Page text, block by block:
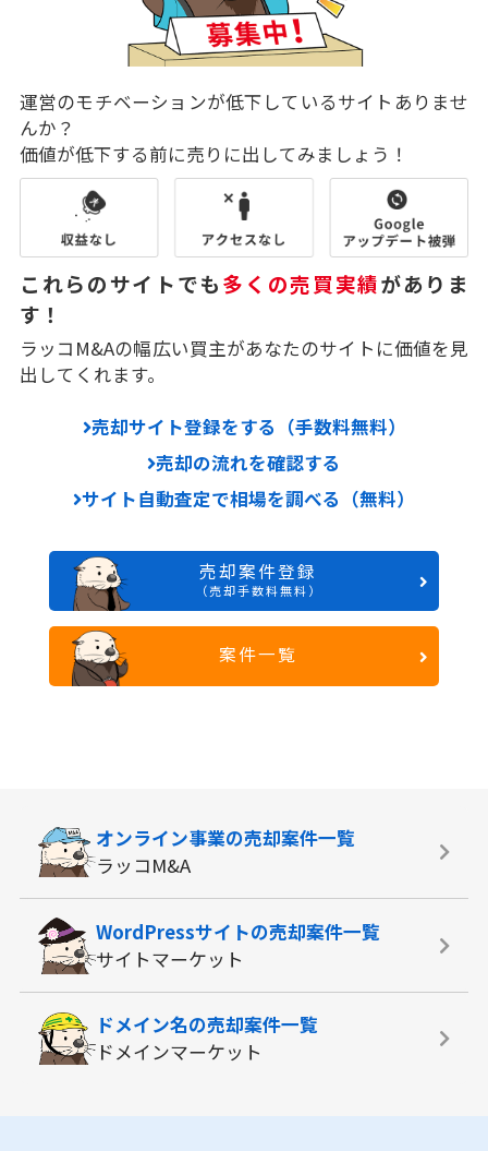
運営のモチベーションが低下しているサイトありませ
んか？
価値が低下する前に売りに出してみましょう！
これらのサイトでも多くの売買実績がありま
す！
ラッコM&Aの幅広い買主があなたのサイトに価値を見
出してくれます。
売却サイト登録をする（手数料無料）
売却の流れを確認する
サイト自動査定で相場を調べる（無料）
売却案件登録
（売却手数料無料）
案件一覧
オンライン事業の売却案件一覧
ラッコM&A
WordPressサイトの売却案件一覧
サイトマーケット
ドメイン名の売却案件一覧
ドメインマーケット